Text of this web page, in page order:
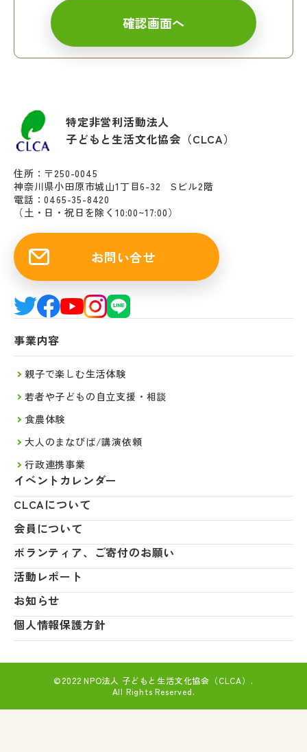
特定非営利活動法人
子どもと生活文化協会（CLCA）
住所：〒250-0045
神奈川県小田原市城山1丁目6-32 Sビル2階
電話：0465-35-8420
（土・日・祝日を除く10:00~17:00）
お問い合せ
事業内容
親子で楽しむ生活体験
若者や子どもの自立支援・相談
食農体験
大人のまなびば/講演依頼
行政連携事業
イベントカレンダー
CLCAについて
会員について
ボランティア、ご寄付のお願い
活動レポート
お知らせ
個人情報保護方針
©2022 NPO法人 子どもと生活文化協会（CLCA）.
All Rights Reserved.